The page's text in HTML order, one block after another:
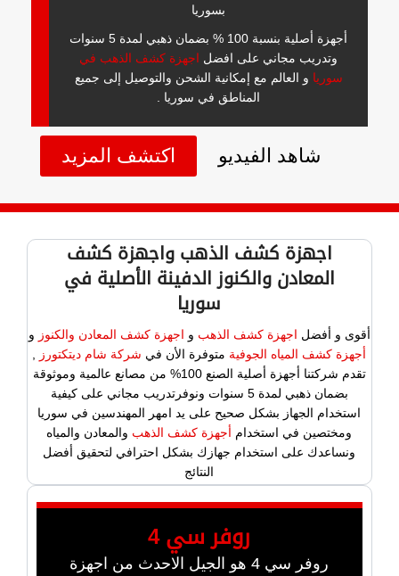
بسوريا
أجهزة أصلية بنسبة 100 % بضمان ذهبي لمدة 5 سنوات
وتدريب مجاني على افضل اجهزة كشف الذهب في
سوريا و العالم مع إمكانية الشحن والتوصيل إلى جميع
المناطق في سوريا .
اكتشف المزيد شاهد الفيديو
اجهزة كشف الذهب واجهزة كشف
المعادن والكنوز الدفينة الأصلية في
سوريا
أقوى و أفضل اجهزة كشف الذهب و اجهزة كشف المعادن والكنوز و
أجهزة كشف المياه الجوفية متوفرة الأن في شركة شام ديتكتورز ,
تقدم شركتنا أجهزة أصلية الصنع 100% من مصانع عالمية وموثوقة
بضمان ذهبي لمدة 5 سنوات ونوفرتدريب مجاني على كيفية
استخدام الجهاز بشكل صحيح على يد امهر المهندسين في سوريا
ومختصين في استخدام أجهزة كشف الذهب والمعادن والمياه
ونساعدك على استخدام جهازك بشكل احترافي لتحقيق أفضل
النتائج
روفر سي 4
روفر سي 4 هو الجيل الاحدث من اجهزة